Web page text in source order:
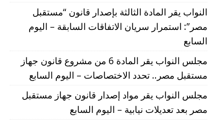
النواب يقر المادة الثالثة بإصدار قانون “مستقبل
مصر”: استمرار سريان الاتفاقات السابقة – اليوم
السابع
مجلس النواب يقر المادة 6 من مشروع قانون جهاز
مستقبل مصر.. تحدد الاختصاصات – اليوم السابع
مجلس النواب يقر مواد إصدار قانون جهاز مستقبل
مصر بعد تعديلات نيابية – اليوم السابع